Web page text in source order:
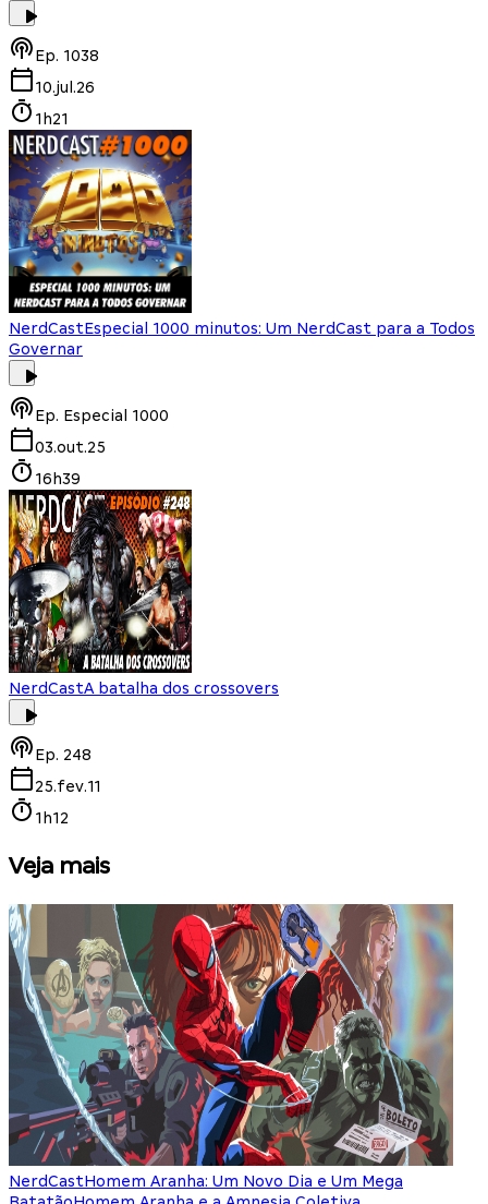
Ep. 1038
10.jul.26
1h21
NerdCastEspecial 1000 minutos: Um NerdCast para a Todos
Governar
Ep. Especial 1000
03.out.25
16h39
NerdCastA batalha dos crossovers
Ep. 248
25.fev.11
1h12
Veja mais
NerdCastHomem Aranha: Um Novo Dia e Um Mega